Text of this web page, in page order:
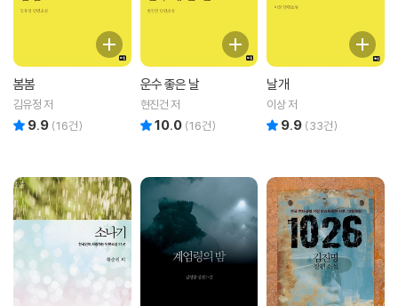
봄봄
김유정 저
9.9 (16건)
운수 좋은 날
현진건 저
10.0 (16건)
날개
이상 저
9.9 (33건)